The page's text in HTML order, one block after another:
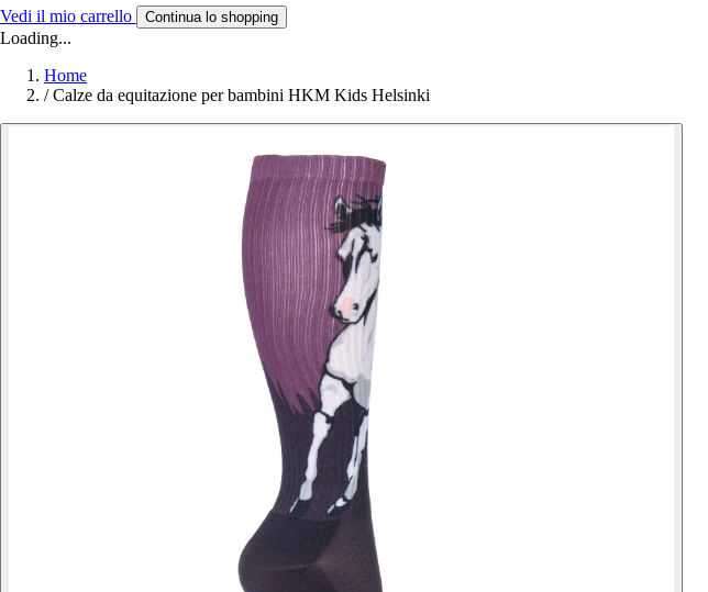
Vedi il mio carrello Continua lo shopping
Loading...
Home
/ Calze da equitazione per bambini HKM Kids Helsinki